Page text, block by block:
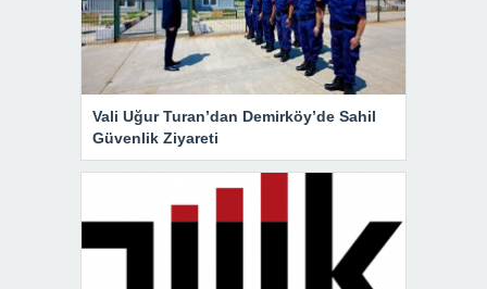
Vali Uğur Turan’dan Demirköy’de Sahil
Güvenlik Ziyareti